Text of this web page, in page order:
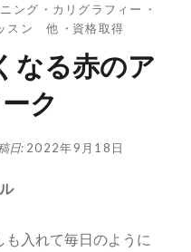
ング ・ カリグラフィー ・
スン 他 ・ 資格取得
なる赤のア
ク
日: 2022年9月18日
入れて毎日のように